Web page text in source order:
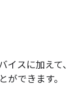
スに加えて、
できます。